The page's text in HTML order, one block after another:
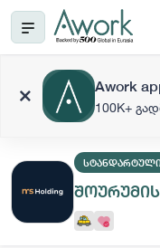
Awork
100K+